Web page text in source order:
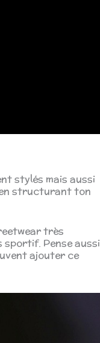
stylés mais aussi
structurant ton
très
Pense aussi
ajouter ce